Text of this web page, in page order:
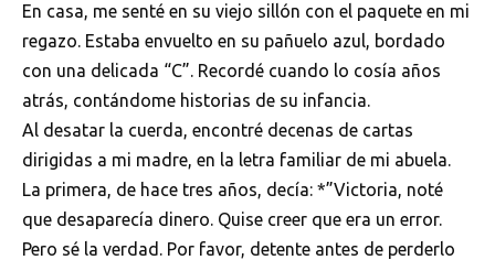
En casa, me senté en su viejo sillón con el paquete en mi
regazo. Estaba envuelto en su pañuelo azul, bordado
con una delicada “C”. Recordé cuando lo cosía años
atrás, contándome historias de su infancia.
Al desatar la cuerda, encontré decenas de cartas
dirigidas a mi madre, en la letra familiar de mi abuela.
La primera, de hace tres años, decía: *”Victoria, noté
que desaparecía dinero. Quise creer que era un error.
Pero sé la verdad. Por favor, detente antes de perderlo